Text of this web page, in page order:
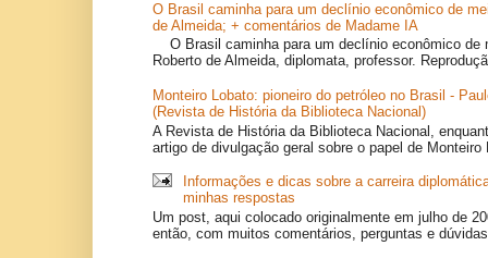
O Brasil caminha para um declínio econômico de
de Almeida; + comentários de Madame IA
O Brasil caminha para um declínio econômico
Roberto de Almeida, diplomata, professor.
Monteiro Lobato: pioneiro do petróleo no Brasil -
(Revista de História da Biblioteca Nacional)
A Revista de História da Biblioteca Nacional,
artigo de divulgação geral sobre o papel de Monteiro
Informações e dicas sobre a carreira
minhas respostas
Um post, aqui colocado originalmente em julho de
então, com muitos comentários, perguntas e